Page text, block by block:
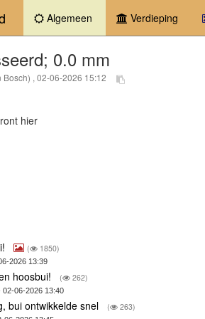
Algemeen (current)Verdieping
0.0 mm
Bosch) , 02-06-2026 15:12
hier
( 1850)
2026 13:39
hoosbui! ( 262)
02-06-2026 13:40
bui ontwikkelde snel ( 263)